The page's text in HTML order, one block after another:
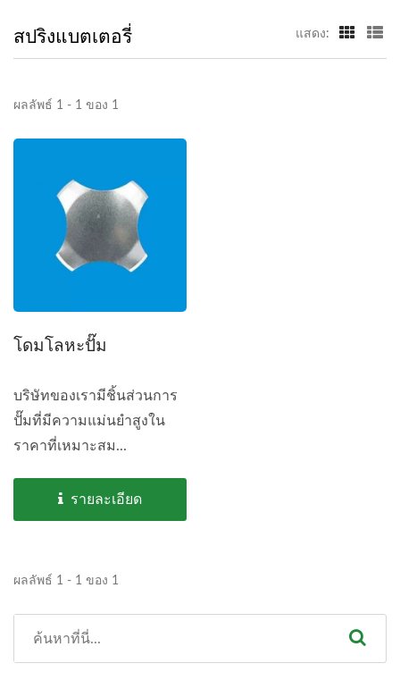
สปริงแบตเตอรี่ แสดง:
ผลลัพธ์ 1 - 1 ของ 1
โดมโลหะปั๊ม
บริษัทของเรามีชิ้นส่วนการ
ปั๊มที่มีความแม่นยำสูงใน
ราคาที่เหมาะสม...
รายละเอียด
ผลลัพธ์ 1 - 1 ของ 1